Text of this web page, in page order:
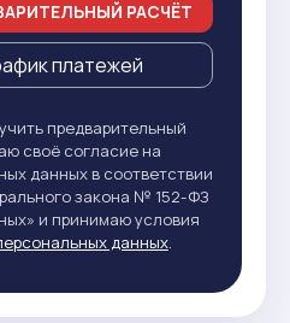
РАСЧЁТ
платежей
предварительный
своё согласие на
данных в соответствии
закона № 152-ФЗ
и принимаю условия
данных.